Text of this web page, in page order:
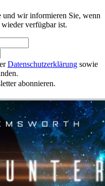
und wir informieren Sie, wenn
verfügbar ist.
Datenschutzerklärung sowie
abonnieren.